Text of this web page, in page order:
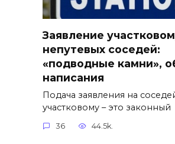
Заявление
непутевых соседей:
«подводные камни»,
написания
Подача заявления на
участковому – это законный
36 44.5k.